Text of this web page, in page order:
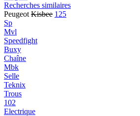
Recherches similaires
Peugeot Kisbee 125
Sp
Mvl
Speedfight
Buxy
Chaîne
Mbk
Selle
Teknix
Trous
102
Electrique